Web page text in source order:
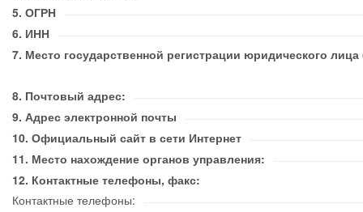
ОГРН
ИНН
Место государственной регистрации юридического
Почтовый адрес:
Адрес электронной почты
Официальный сайт в сети Интернет
Место нахождение органов управления:
Контактные телефоны, факс:
Контактные телефоны: